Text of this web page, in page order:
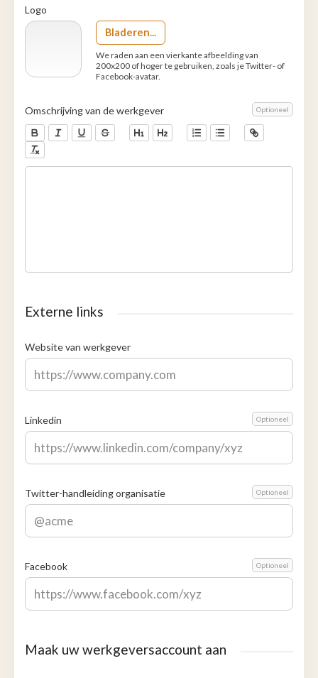
Logo
Bladeren...
We raden aan een vierkante afbeelding van
200x200 of hoger te gebruiken, zoals je Twitter- of
Facebook-avatar.
Omschrijving van de werkgever Optioneel
Externe links
Website van werkgever
Linkedin Optioneel
Twitter-handleiding organisatie Optioneel
Facebook Optioneel
Maak uw werkgeversaccount aan